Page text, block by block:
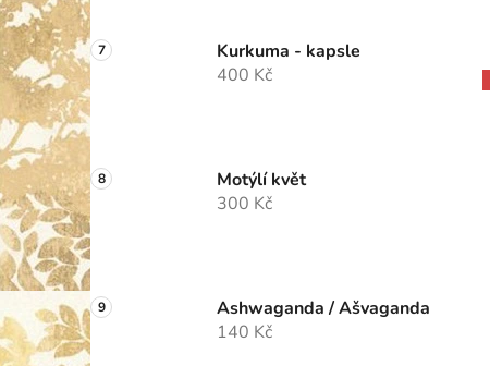
Kurkuma - kapsle
400 Kč
Motýlí květ
300 Kč
Ashwaganda / Ašvaganda
140 Kč